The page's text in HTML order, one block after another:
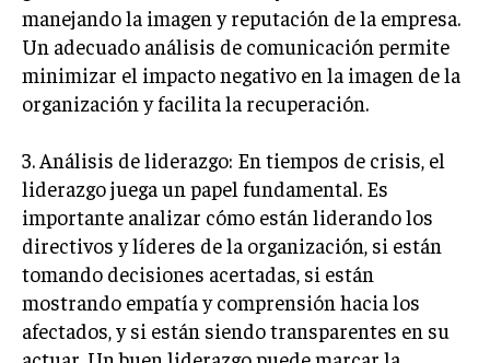
GOBIERNO CORPORATIVO
NEGOCIOS
ESTRATEGIAS DE NEGOCIOS
MARKETING B2C
FRANQUICIAS
MARKETING DE INFLUENCERS
E-COMMERCE
E-COMMERCE Y COMERCIO ELECTRÓNICO
manejando la imagen y reputación de la empresa.
Un adecuado análisis de comunicación permite
minimizar el impacto negativo en la imagen de la
organización y facilita la recuperación.
3. Análisis de liderazgo: En tiempos de crisis, el
liderazgo juega un papel fundamental. Es
importante analizar cómo están liderando los
directivos y líderes de la organización, si están
tomando decisiones acertadas, si están
mostrando empatía y comprensión hacia los
afectados, y si están siendo transparentes en su